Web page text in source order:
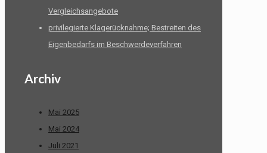
Vergleichsangebote
privilegierte Klagerücknahme; Bestreiten des
Eigenbedarfs im Beschwerdeverfahren
Archiv
Mai 2025
Mai 2024
Juli 2021